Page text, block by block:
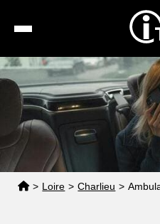
Taxis
> Loire > Charlieu >